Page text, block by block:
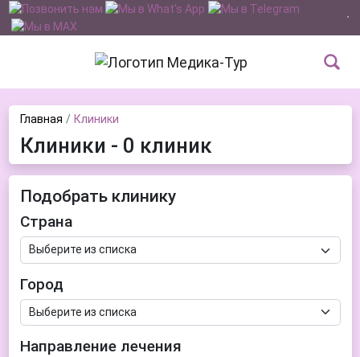
Главная Клиники
Клиники - 0 клиник
Подобрать клинику
Страна
Город
Направление лечения